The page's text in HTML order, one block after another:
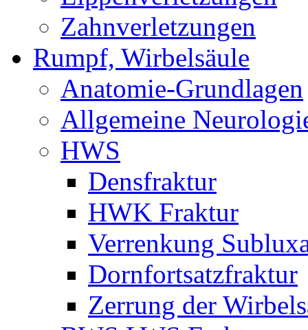
Zahnverletzungen
Rumpf, Wirbelsäule
Anatomie-Grundlagen
Allgemeine
HWS
Densfraktur
HWK Fraktur
Verrenkung
Dornfortsatzfraktur
Zerrung der